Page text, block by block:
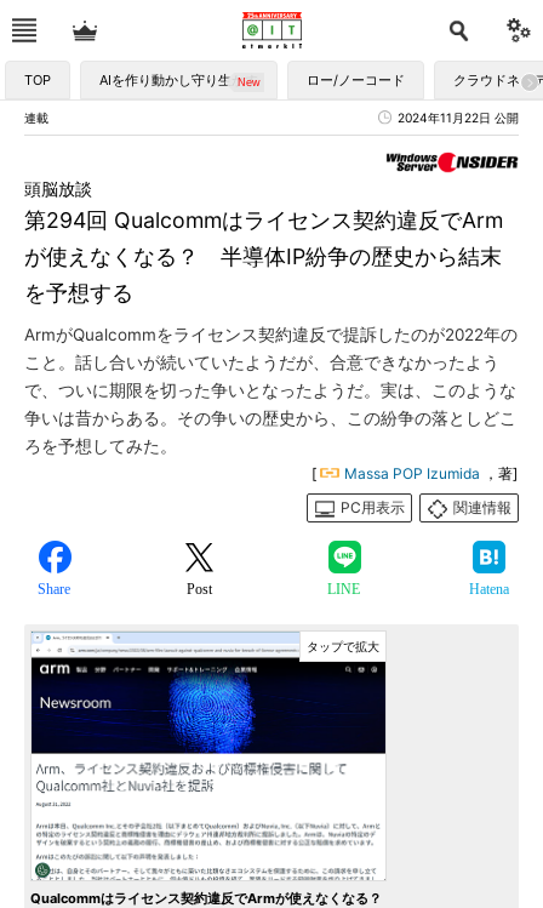
TOP AIを作り動かし守り生かす ロー/ノーコード クラウドネイ
連載 2024年11月22日 公開
第294回 Qualcommはライセンス契約違反でArm
が使えなくなる？ 半導体IP紛争の歴史から結末
を予想する
頭脳放談
ArmがQualcommをライセンス契約違反で提訴したのが2022年の
こと。話し合いが続いていたようだが、合意できなかったよう
で、ついに期限を切った争いとなったようだ。実は、このような
争いは昔からある。その争いの歴史から、この紛争の落としどこ
ろを予想してみた。
[ Massa POP Izumida ，著]
PC用表示
関連情報
Share Post LINE Hatena
Qualcommはライセンス契約違反でArmが使えなくなる？